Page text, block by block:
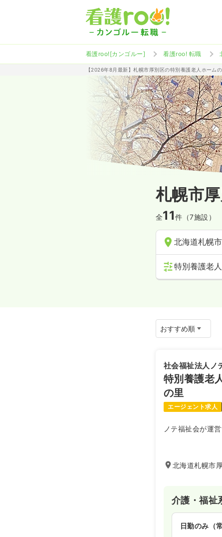
看護roo![カンゴルー] 看護roo! 転職
【2026年8月最新】札幌市厚別区の特別養護老人ホーム
札幌市
全11件（7施設）
北海道札幌
特別養護老
社会福祉法人ノ
特別養護老
の里
エージェント求人
ノテ福祉会が運
北海道札幌市
介護・福祉
日勤のみ（